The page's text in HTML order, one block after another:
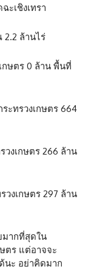
ะเชิงเทรา
2.2 ล้านไร่
กษตร 0 ล้าน พื้นที่
ะทรวงเกษตร 664
วงเกษตร 266 ล้าน
วงเกษตร 297 ล้าน
มากที่สุดใน
ตร แต่อาจจะ
นะ อย่าคิดมาก